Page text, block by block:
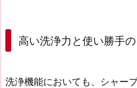
高い洗浄力と使い勝手の
洗浄機能においても、シャー